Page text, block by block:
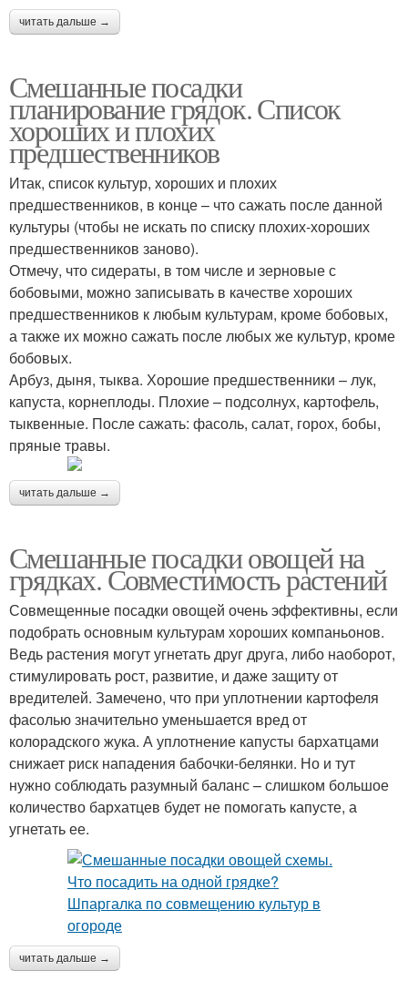
читать дальше →
Смешанные посадки
планирование грядок. Список
хороших и плохих
предшественников
Итак, список культур, хороших и плохих
предшественников, в конце – что сажать после данной
культуры (чтобы не искать по списку плохих-хороших
предшественников заново).
Отмечу, что сидераты, в том числе и зерновые с
бобовыми, можно записывать в качестве хороших
предшественников к любым культурам, кроме бобовых,
а также их можно сажать после любых же культур, кроме
бобовых.
Арбуз, дыня, тыква. Хорошие предшественники – лук,
капуста, корнеплоды. Плохие – подсолнух, картофель,
тыквенные. После сажать: фасоль, салат, горох, бобы,
пряные травы.
читать дальше →
Смешанные посадки овощей на
грядках. Совместимость растений
Совмещенные посадки овощей очень эффективны, если
подобрать основным культурам хороших компаньонов.
Ведь растения могут угнетать друг друга, либо наоборот,
стимулировать рост, развитие, и даже защиту от
вредителей. Замечено, что при уплотнении картофеля
фасолью значительно уменьшается вред от
колорадского жука. А уплотнение капусты бархатцами
снижает риск нападения бабочки-белянки. Но и тут
нужно соблюдать разумный баланс – слишком большое
количество бархатцев будет не помогать капусте, а
угнетать ее.
читать дальше →